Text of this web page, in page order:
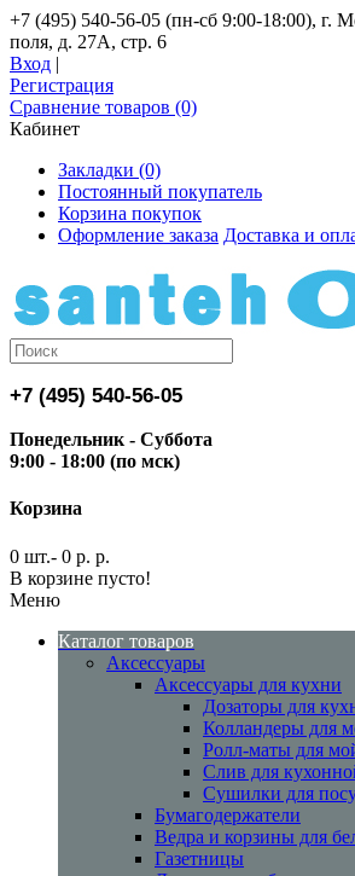
+7 (495) 540-56-05 (пн-сб 9:00-18:00), г.
поля, д. 27А, стр. 6
Вход |
Регистрация
Сравнение товаров (0)
Кабинет
Закладки (0)
Постоянный покупатель
Корзина покупок
Оформление заказа Доставка и
+7 (495) 540-56-05
Понедельник - Суббота
9:00 - 18:00 (по мск)
Корзина
0 шт.- 0 р. р.
В корзине пусто!
Меню
Каталог товаров
Аксессуары
Аксессуары для кухни
Дозаторы для
Колландеры для
Ролл-маты для
Слив для
Сушилки для
Бумагодержатели
Ведра и корзины для
Газетницы